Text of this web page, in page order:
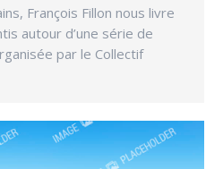
François Fillon nous livre
autour d’une série de
par le Collectif